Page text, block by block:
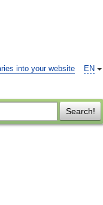
EN
into your website
Search!